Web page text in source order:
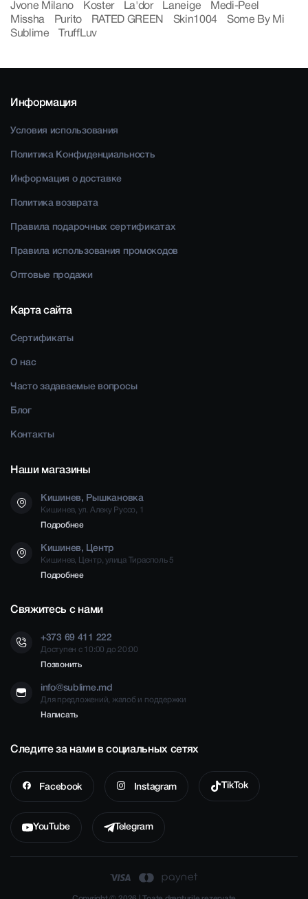
Jvone Milano
Koster La'dor Laneige
Medi-Peel
Missha
Purito RATED GREEN Skin1004
Some By Mi
Sublime
TruffLuv
Информация
Условия использования
Политика Конфиденциальность
Информация о доставке
Политика возврата
Правила подарочных сертификатах
Правила использования промокодов
Оптовые продажи
Карта сайта
Сертификаты
О нас
Часто задаваемые вопросы
Блог
Контакты
Наши магазины
Кишинев, Рышкановка
Кишинев, ул. Алеку Руссо, 1
Подробнее
Кишинев, Центр
Кишинев, Центр, улица Тирасполь 5
Подробнее
Свяжитесь с нами
+373 69 411 222
Доступен с 10:00 до 20:00
Позвонить
info@sublime.md
Для предложений, жалоб и поддержки
Написать
Следите за нами в социальных сетях
Facebook Instagram TikTok
YouTube Telegram